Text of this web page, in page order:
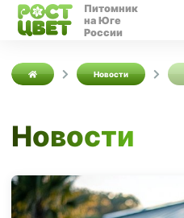
Питомник
на Юге
России
Новости
Новости